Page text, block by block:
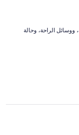
عناصر لم تنل الإعجاب: ⁦العاملون ومستوى الخدمة⁩، و⁦وسائل الراحة⁩، و⁦حالة